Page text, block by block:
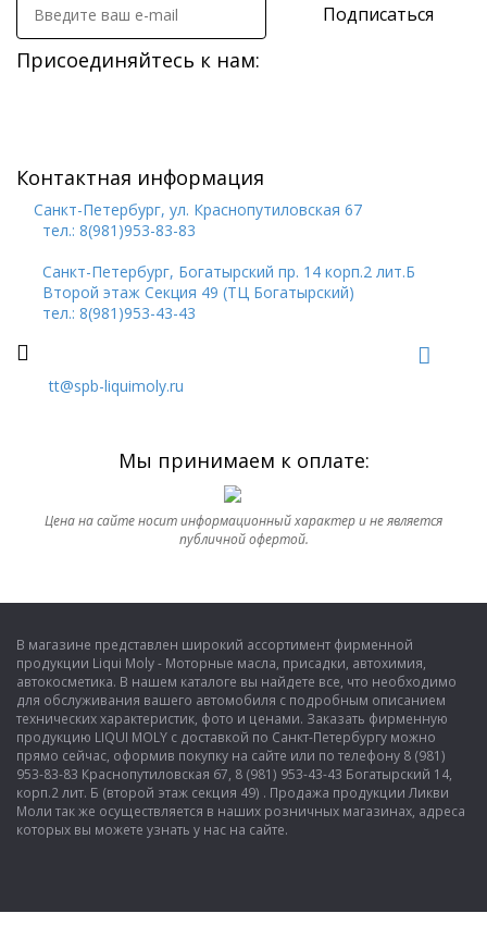
Подписаться
Присоединяйтесь к нам:
Контактная информация
Санкт-Петербург, ул. Краснопутиловская 67
тел.: 8(981)953-83-83
Санкт-Петербург, Богатырский пр. 14 корп.2 лит.Б
Второй этаж Секция 49 (ТЦ Богатырский)
тел.: 8(981)953-43-43
tt@spb-liquimoly.ru
Мы принимаем к оплате:
Цена на сайте носит информационный характер и не является
публичной офертой.
В магазине представлен широкий ассортимент фирменной
продукции Liqui Moly - Моторные масла, присадки, автохимия,
автокосметика. В нашем каталоге вы найдете все, что необходимо
для обслуживания вашего автомобиля с подробным описанием
технических характеристик, фото и ценами. Заказать фирменную
продукцию LIQUI MOLY с доставкой по Санкт-Петербургу можно
прямо сейчас, оформив покупку на сайте или по телефону 8 (981)
953-83-83 Краснопутиловская 67, 8 (981) 953-43-43 Богатырский 14,
корп.2 лит. Б (второй этаж секция 49) . Продажа продукции Ликви
Моли так же осуществляется в наших розничных магазинах, адреса
которых вы можете узнать у нас на сайте.